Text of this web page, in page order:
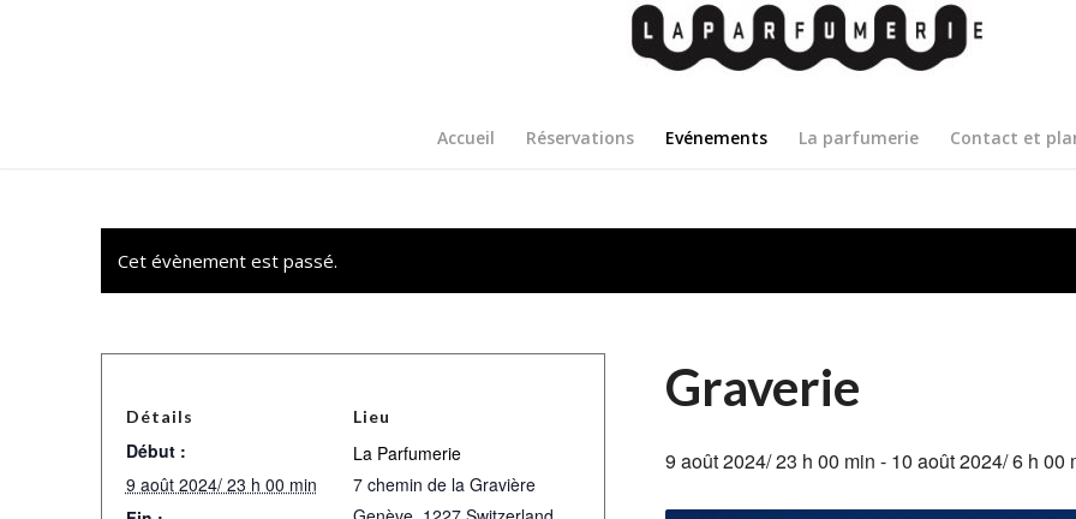
Accueil Réservations Evénements La parfumerie Contact et
Cet évènement est passé.
Graverie
9 août 2024/ 23 h 00 min - 10 août 2024/ 6 h 00
Détails
Début :
9 août 2024/ 23 h 00 min
Lieu
La Parfumerie
7 chemin de la Gravière